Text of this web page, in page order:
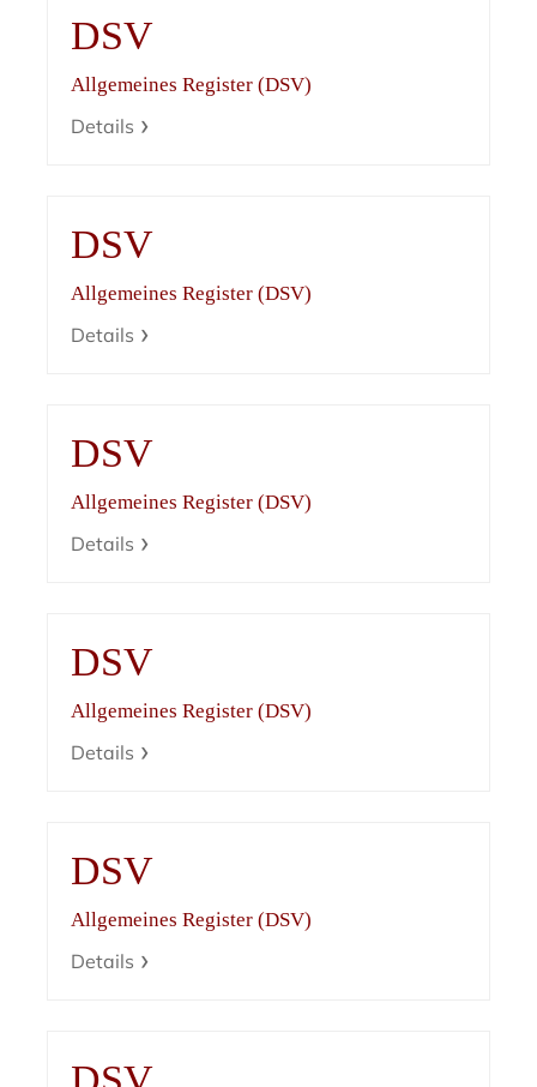
DSV
Allgemeines Register (DSV)
Details
DSV
Allgemeines Register (DSV)
Details
DSV
Allgemeines Register (DSV)
Details
DSV
Allgemeines Register (DSV)
Details
DSV
Allgemeines Register (DSV)
Details